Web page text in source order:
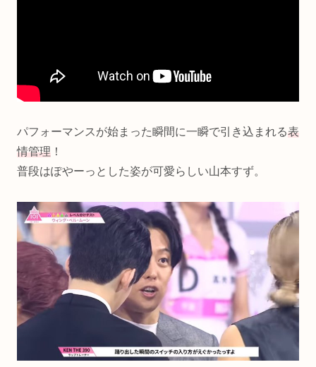
パフォーマンスが始まった瞬間に一瞬で引き込まれる表
情管理 ！
普段はぽやーっとした姿が可愛らしい山本すず。